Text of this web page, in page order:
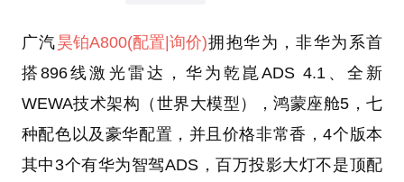
广汽昊铂A800(配置|询价)拥抱华为，非华为系首
搭896线激光雷达，华为乾崑ADS 4.1、全新
WEWA技术架构（世界大模型），鸿蒙座舱5，七
种配色以及豪华配置，并且价格非常香，4个版本
其中3个有华为智驾ADS，百万投影大灯不是顶配